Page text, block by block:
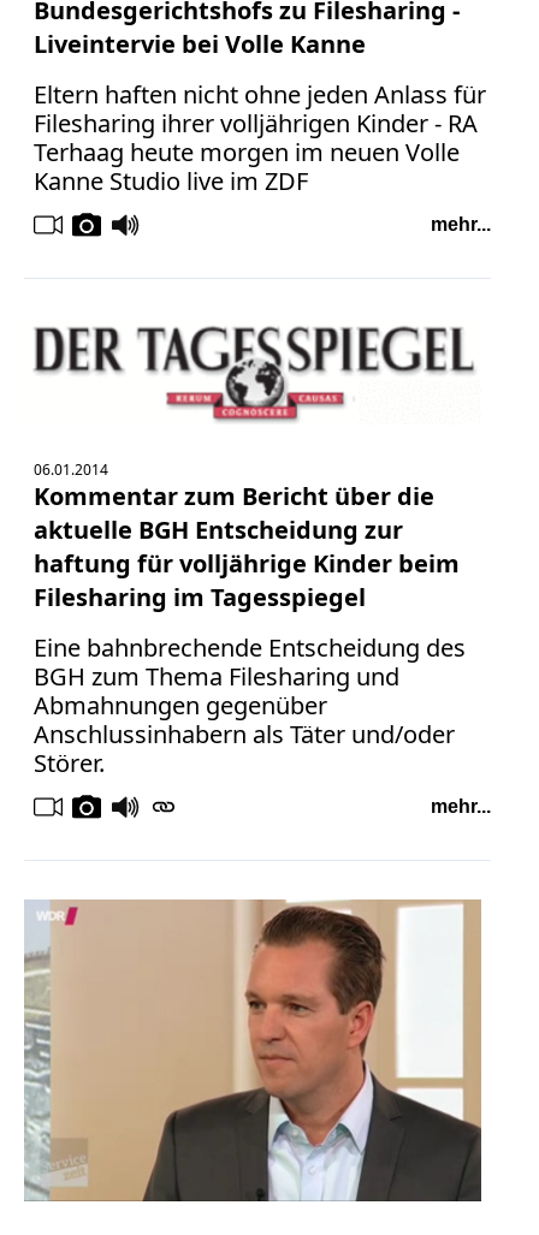
Bundesgerichtshofs zu Filesharing -
Liveintervie bei Volle Kanne
Eltern haften nicht ohne jeden Anlass für
Filesharing ihrer volljährigen Kinder - RA
Terhaag heute morgen im neuen Volle
Kanne Studio live im ZDF
mehr...
06.01.2014
Kommentar zum Bericht über die
aktuelle BGH Entscheidung zur
haftung für volljährige Kinder beim
Filesharing im Tagesspiegel
Eine bahnbrechende Entscheidung des
BGH zum Thema Filesharing und
Abmahnungen gegenüber
Anschlussinhabern als Täter und/oder
Störer.
mehr...